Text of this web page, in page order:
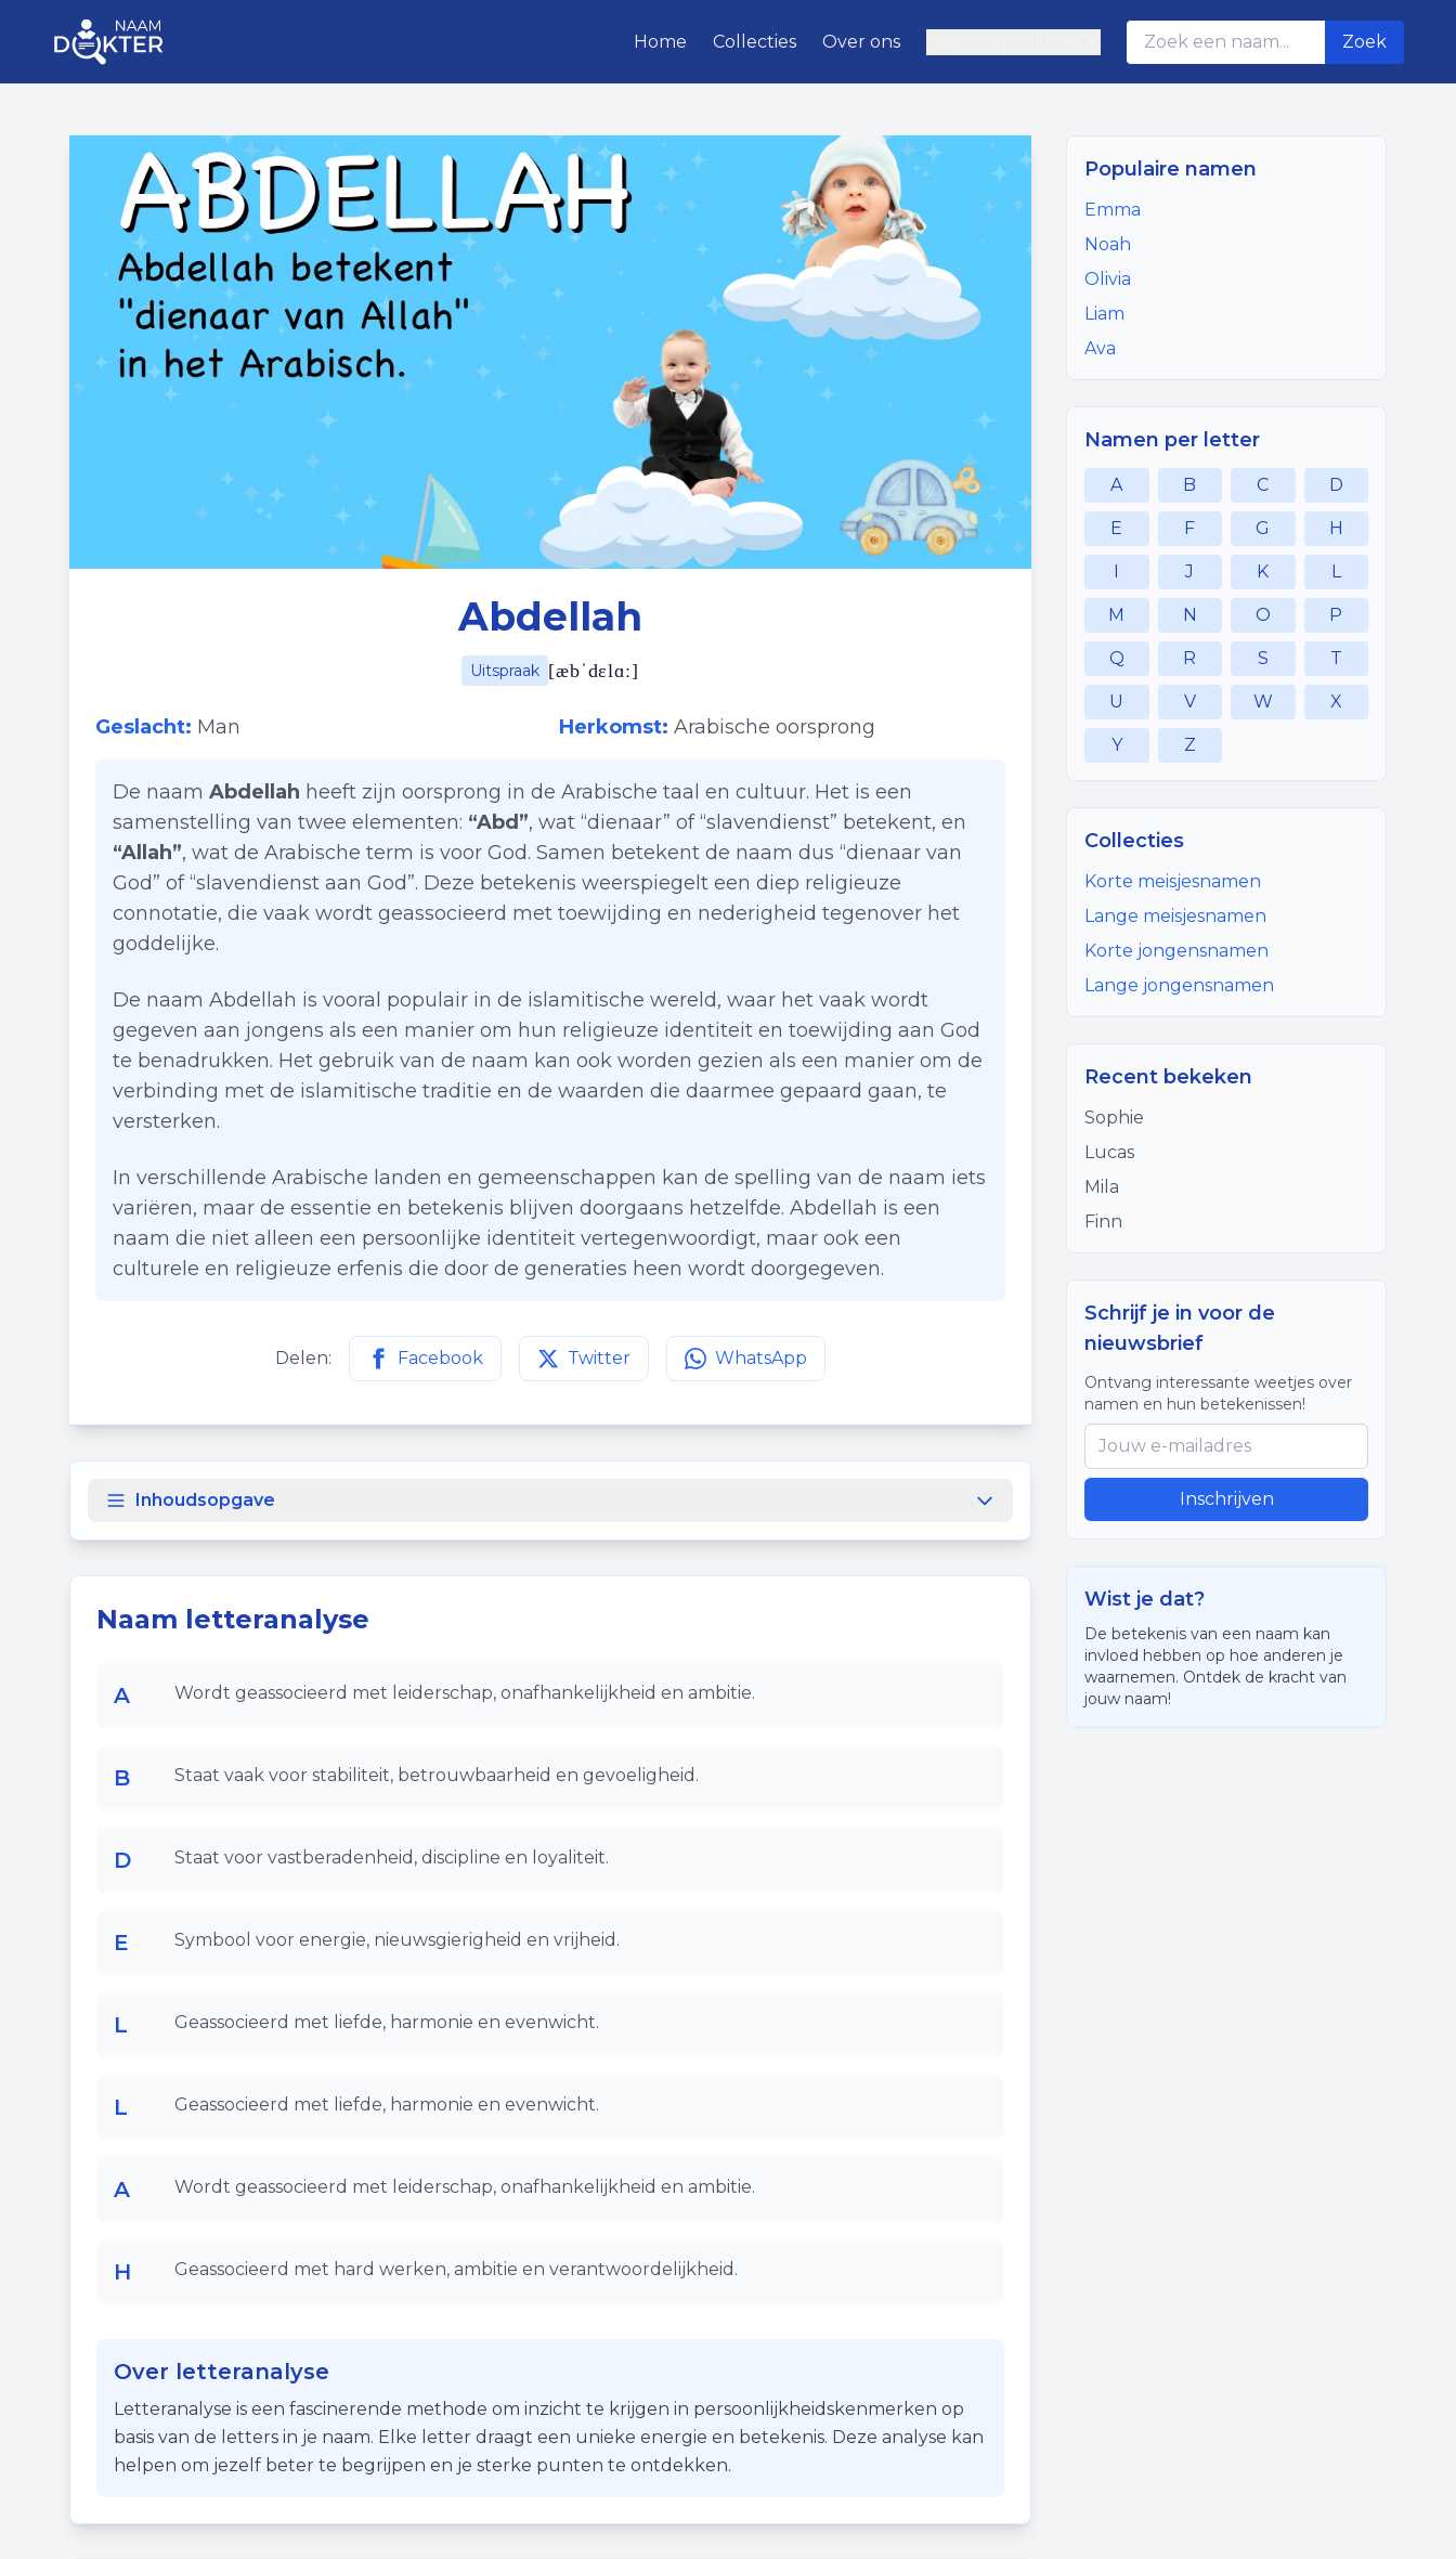
Home Collecties Over ons Zoek
Abdellah
Uitspraak [æbˈdɛlɑː]
Geslacht: Man Herkomst: Arabische oorsprong
De naam Abdellah heeft zijn oorsprong in de Arabische taal en cultuur. Het is een
samenstelling van twee elementen: “Abd”, wat “dienaar” of “slavendienst” betekent, en
“Allah”, wat de Arabische term is voor God. Samen betekent de naam dus “dienaar van
God” of “slavendienst aan God”. Deze betekenis weerspiegelt een diep religieuze
connotatie, die vaak wordt geassocieerd met toewijding en nederigheid tegenover het
goddelijke.
De naam Abdellah is vooral populair in de islamitische wereld, waar het vaak wordt
gegeven aan jongens als een manier om hun religieuze identiteit en toewijding aan God
te benadrukken. Het gebruik van de naam kan ook worden gezien als een manier om de
verbinding met de islamitische traditie en de waarden die daarmee gepaard gaan, te
versterken.
In verschillende Arabische landen en gemeenschappen kan de spelling van de naam iets
variëren, maar de essentie en betekenis blijven doorgaans hetzelfde. Abdellah is een
naam die niet alleen een persoonlijke identiteit vertegenwoordigt, maar ook een
culturele en religieuze erfenis die door de generaties heen wordt doorgegeven.
Delen: Facebook
Deel deze pagina op Facebook
Twitter
Deel deze pagina opTwitter
WhatsApp
Deel deze pagina op
Inhoudsopgave
Naam letteranalyse
A Wordt geassocieerd met leiderschap, onafhankelijkheid en ambitie.
B Staat vaak voor stabiliteit, betrouwbaarheid en gevoeligheid.
D Staat voor vastberadenheid, discipline en loyaliteit.
E Symbool voor energie, nieuwsgierigheid en vrijheid.
L Geassocieerd met liefde, harmonie en evenwicht.
L Geassocieerd met liefde, harmonie en evenwicht.
A Wordt geassocieerd met leiderschap, onafhankelijkheid en ambitie.
H Geassocieerd met hard werken, ambitie en verantwoordelijkheid.
Over letteranalyse
Letteranalyse is een fascinerende methode om inzicht te krijgen in persoonlijkheidskenmerken op
basis van de letters in je naam. Elke letter draagt een unieke energie en betekenis. Deze analyse kan
helpen om jezelf beter te begrijpen en je sterke punten te ontdekken.
Populaire namen
Emma
Noah
Olivia
Liam
Ava
Namen per letter
A B C D
E F G H
I J K L
M N O P
Q R S T
U V W X
Y Z
Collecties
Korte meisjesnamen
Lange meisjesnamen
Korte jongensnamen
Lange jongensnamen
Recent bekeken
Sophie
Lucas
Mila
Finn
Schrijf je in voor de
nieuwsbrief
Ontvang interessante weetjes over
namen en hun betekenissen!
Inschrijven
Wist je dat?
De betekenis van een naam kan
invloed hebben op hoe anderen je
waarnemen. Ontdek de kracht van
jouw naam!